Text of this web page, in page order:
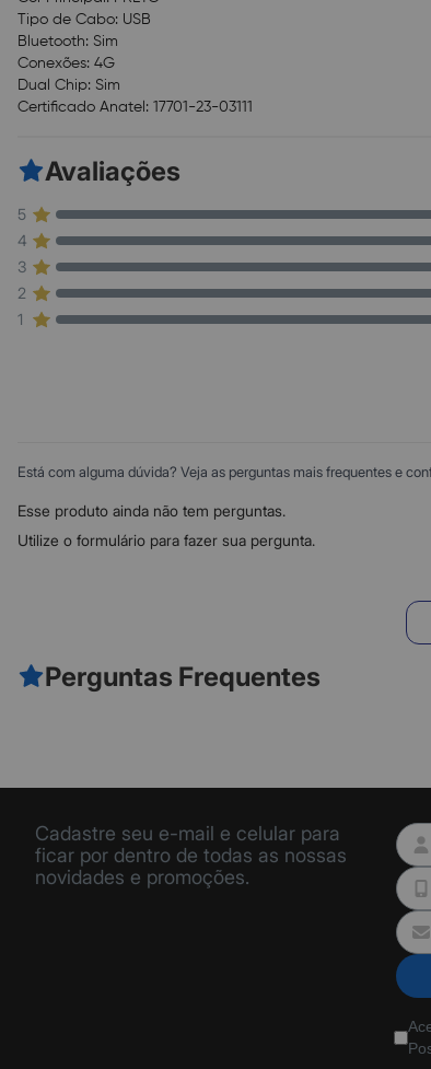
Tipo de Cabo: USB
Bluetooth: Sim
Conexões: 4G
Dual Chip: Sim
Certificado Anatel: 17701-23-03111
Avaliações
5
4
3
2
1
Está com alguma dúvida? Veja as perguntas mais frequentes e
Esse produto ainda não tem perguntas.
Utilize o formulário para fazer sua pergunta.
Perguntas Frequentes
Cadastre seu e-mail e celular para
ficar por dentro de todas as nossas
novidades e promoções.